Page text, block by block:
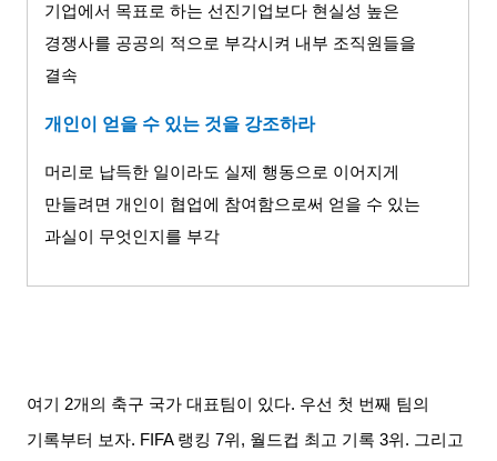
기업에서 목표로 하는 선진기업보다 현실성 높은
경쟁사를 공공의 적으로 부각시켜 내부 조직원들을
결속
개인이 얻을 수 있는 것을 강조하라
머리로 납득한 일이라도 실제 행동으로 이어지게
만들려면 개인이 협업에 참여함으로써 얻을 수 있는
과실이 무엇인지를 부각
여기 2개의 축구 국가 대표팀이 있다. 우선 첫 번째 팀의
기록부터 보자. FIFA 랭킹 7위 , 월드컵 최고 기록 3위 . 그리고